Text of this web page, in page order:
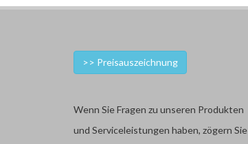
>> Preisauszeichnung
Wenn Sie Fragen zu unseren Produkten
und Serviceleistungen haben, zögern Sie